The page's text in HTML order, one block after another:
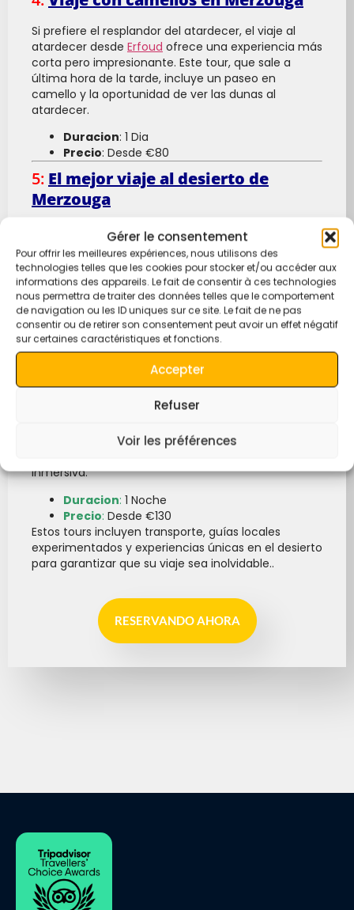
Gérer le consentement
Pour offrir les meilleures expériences, nous utilisons des
technologies telles que les cookies pour stocker et/ou accéder aux
informations des appareils. Le fait de consentir à ces technologies
nous permettra de traiter des données telles que le comportement
de navigation ou les ID uniques sur ce site. Le fait de ne pas
consentir ou de retirer son consentement peut avoir un effet négatif
sur certaines caractéristiques et fonctions.
Accepter
Refuser
Voir les préférences
Si prefiere el resplandor del atardecer, el viaje al
atardecer desde Erfoud ofrece una experiencia más
corta pero impresionante. Este tour, que sale a
última hora de la tarde, incluye un paseo en
camello y la oportunidad de ver las dunas al
atardecer.
Duracion: 1 Dia
Precio: Desde €80
5: El mejor viaje al desierto de
Merzouga
personalizada con horarios flexibles y paradas en
puntos clave en el camino a Merzouga. Es una
opción ideal si prefiere un viaje personalizado y
cómodo.
Duracion 1 Dia
Precio:Desde €190
Viajar a Merzouga desde Erfoud
una experiencia de campamento tradicional
después de un paseo panorámico en camello.
inmersiva.
Duracion: 1 Noche
Precio: Desde €130
Estos tours incluyen transporte, guías locales
experimentados y experiencias únicas en el desierto
para garantizar que su viaje sea inolvidable..
RESERVANDO AHORA